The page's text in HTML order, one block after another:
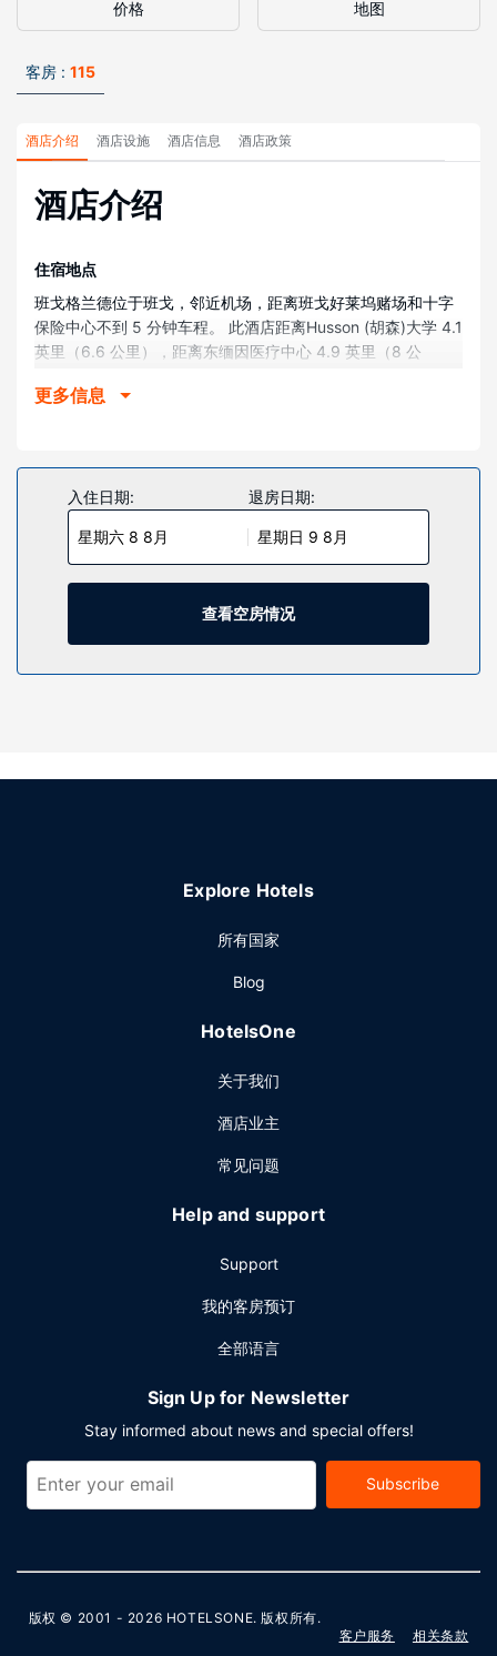
价格 地图
客房 : 115
酒店介绍 酒店设施 酒店信息 酒店政策
酒店介绍
住宿地点
班戈格兰德位于班戈，邻近机场，距离班戈好莱坞赌场和十字
保险中心不到 5 分钟车程。 此酒店距离Husson (胡森)大学 4.1
英里（6.6 公里），距离东缅因医疗中心 4.9 英里（8 公
客房
备有加厚层卧床。提供免费无线网络，方便您与朋友保持联
系；有线频道可满足您的娱乐需求。配备淋浴/盆浴组合的私人
浴室提供免费洗浴用品和吹风机。
物业设施
不要错过室内游泳池和健身中心等众多度假设施。此酒店还提
供免费 WiFi、婚庆服务和舞厅。
您可以去Blue Sky Lounge餐厅享用美洲菜，也可在这里的酒
更多信息
入住日期:
星期六 8 8月
退房日期:
星期日 9 8月
查看空房情况
Explore Hotels
所有国家
Blog
HotelsOne
关于我们
酒店业主
常见问题
Help and support
Support
我的客房预订
全部语言
Sign Up for Newsletter
Stay informed about news and special offers!
Subscribe
版权 © 2001 - 2026 HOTELSONE. 版权所有.
客户服务
相关条款